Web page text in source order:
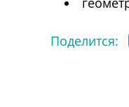
Поделится: